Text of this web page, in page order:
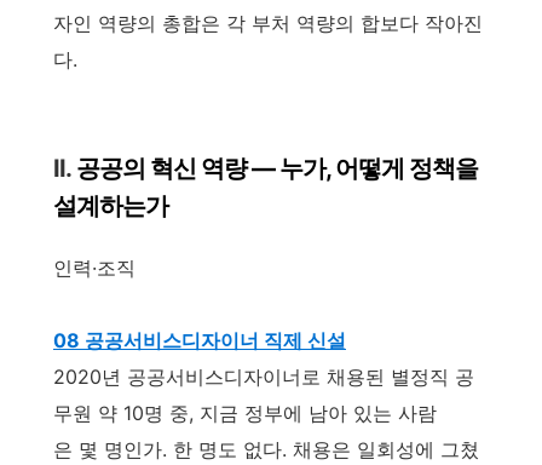
자인 역량의 총합은 각 부처 역량의 합보다 작아진
다.
II. 공공의 혁신 역량 — 누가, 어떻게 정책을
설계하는가
인력·조직
08 공공서비스디자이너 직제 신설
2020년 공공서비스디자이너로 채용된 별정직 공
무원 약 10명 중, 지금 정부에 남아 있는 사람
은 몇 명인가. 한 명도 없다. 채용은 일회성에 그쳤